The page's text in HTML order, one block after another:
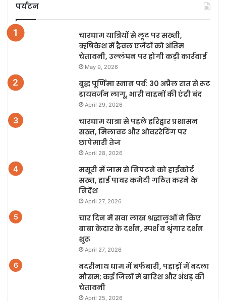
पर्यटन
चारधाम यात्रियों से लूट पर सख्ती,
ऋषिकेश में ट्रैवल एजेंटों को अंतिम
चेतावनी, उल्लंघन पर होगी कड़ी कार्रवाई
May 9, 2026
बुद्ध पूर्णिमा स्नान पर्व: 30 अप्रैल रात से रूट
डायवर्जन लागू, भारी वाहनों की एंट्री बंद
April 29, 2026
चारधाम यात्रा से पहले हरिद्वार प्रशासन
सख्त, मिलावट और ओवररेटिंग पर
छापेमारी तेज
April 28, 2026
मसूरी में जाम से निपटने को हाईकोर्ट
सख्त, हाई पावर कमेटी गठित करने के
निर्देश
April 27, 2026
चार दिन में सवा लाख श्रद्धालुओं ने किए
बाबा केदार के दर्शन, स्पर्श व श्रृंगार दर्शन
शुरू
April 27, 2026
बदरीनाथ धाम में बर्फबारी, पहाड़ों में बदला
मौसम; कई जिलों में बारिश और अंधड़ की
चेतावनी
April 25, 2026